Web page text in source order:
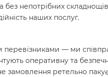
непотрібних
наших послуг.
перевізниками — ми
оперативну та
замовлення ретельно